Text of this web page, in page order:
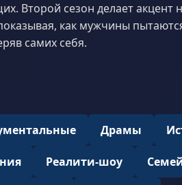
Второй сезон делает акцент
как мужчины
самих себя.
Драмы
Реалити-шоу